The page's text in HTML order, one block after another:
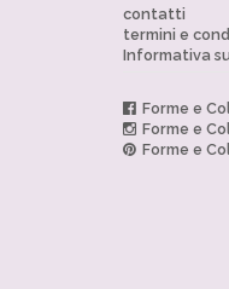
contatti
termini e
Informativa
Forme e
Forme e
Forme e